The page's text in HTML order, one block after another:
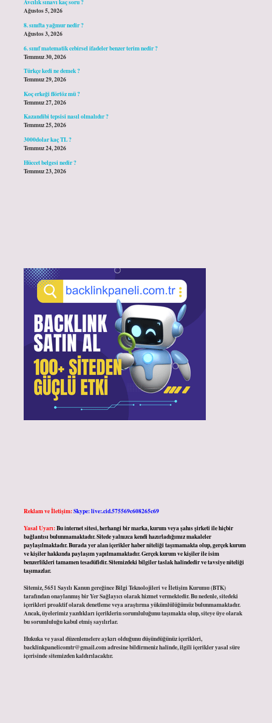
Avcılık sınavı kaç soru ?
Ağustos 5, 2026
8. sınıfta yağmur nedir ?
Ağustos 3, 2026
6. sınıf matematik cebirsel ifadeler benzer terim nedir ?
Temmuz 30, 2026
Türkçe kedi ne demek ?
Temmuz 29, 2026
Koç erkeği flörtöz mü ?
Temmuz 27, 2026
Kazandibi tepsisi nasıl olmalıdır ?
Temmuz 25, 2026
3000dolar kaç TL ?
Temmuz 24, 2026
Hüccet belgesi nedir ?
Temmuz 23, 2026
Reklam ve İletişim:Skype: live:.cid.575569c608265c69
Yasal Uyarı:Bu internet sitesi, herhangi bir marka, kurum veya şahıs şirketi ile hiçbir
bağlantısı bulunmamaktadır. Sitede yalnızca kendi hazırladığımız makaleler
paylaşılmaktadır. Burada yer alan içerikler haber niteliği taşımamakta olup, gerçek kurum
ve kişiler hakkında paylaşım yapılmamaktadır. Gerçek kurum ve kişiler ile isim
benzerlikleri tamamen tesadüfidir. Sitemizdeki bilgiler taslak halindedir ve tavsiye niteliği
taşımazlar.
Sitemiz, 5651 Sayılı Kanun gereğince Bilgi Teknolojileri ve İletişim Kurumu (BTK)
tarafından onaylanmış bir Yer Sağlayıcı olarak hizmet vermektedir. Bu nedenle, sitedeki
içerikleri proaktif olarak denetleme veya araştırma yükümlülüğümüz bulunmamaktadır.
Ancak, üyelerimiz yazdıkları içeriklerin sorumluluğunu taşımakta olup, siteye üye olarak
bu sorumluluğu kabul etmiş sayılırlar.
Hukuka ve yasal düzenlemelere aykırı olduğunu düşündüğünüz içerikleri,
backlinkpanelicomtr@gmail.comadresine bildirmeniz halinde, ilgili içerikler yasal süre
içerisinde sitemizden kaldırılacaktır.